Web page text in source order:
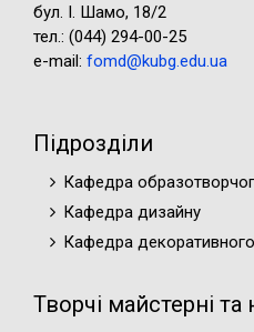
бул. І. Шамо, 18/2
тел.: (044) 294-00-25
e-mail: fomd@kubg.edu.ua
Підрозділи
Кафедра
Кафедра дизайну
Кафедра декоративного
Творчі майстерні та